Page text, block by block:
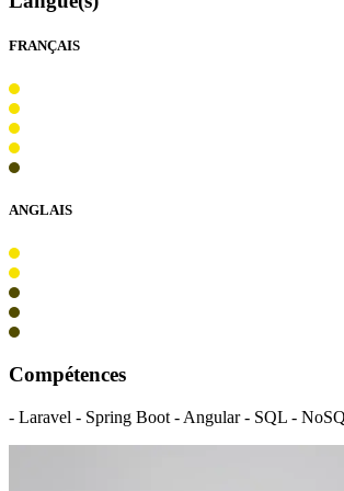
FRANÇAIS
ANGLAIS
Compétences
- Laravel - Spring Boot - Angular - SQL -